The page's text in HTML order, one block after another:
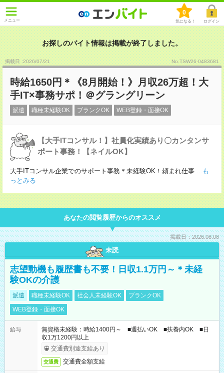
メニュー
0
気になる！ ログイン
お探しのバイト情報は掲載が終了しました。
掲載日 :2026/07/21 No.TSW26-0483681
時給1650円＊《8月開始！》月収26万超！大
手IT×事務サポ！＠グラングリーン
派遣 職種未経験OK ブランクOK WEB登録・面接OK
【大手ITコンサル！】社員化実績あり〇カンタンサ
ポート事務！【ネイルOK】
大手ITコンサル企業でのサポート事務＊未経験OK！頼まれ仕事 ...も
っとみる
あなたの閲覧履歴からのオススメ
掲載日：2026.08.08
未読
志望動機も履歴書も不要！日収1.1万円～＊未経
験OKの介護
派遣 職種未経験OK 社会人未経験OK
ブランクOK
WEB登録・面接OK
給与
無資格未経験：時給1400円～ ■週払いOK ■扶養内OK ■日
収1万1200円以上
交通費別途支給あり
交通費 交通費全額支給